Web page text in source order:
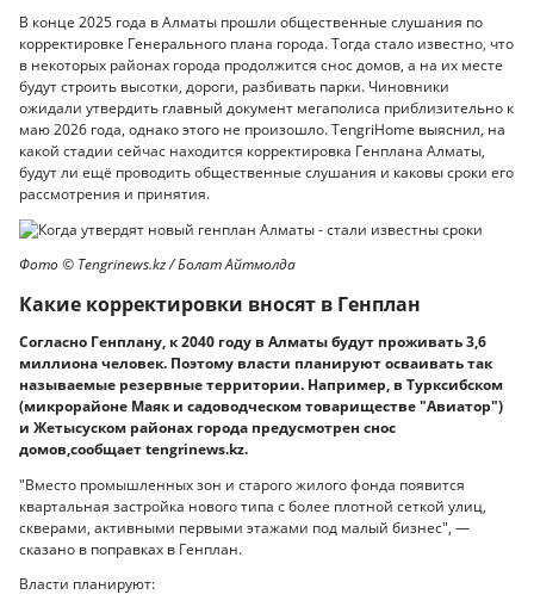
В конце 2025 года в Алматы прошли общественные слушания по
корректировке Генерального плана города. Тогда стало известно, что
в некоторых районах города продолжится снос домов, а на их месте
будут строить высотки, дороги, разбивать парки. Чиновники
ожидали утвердить главный документ мегаполиса приблизительно к
маю 2026 года, однако этого не произошло. TengriHome выяснил, на
какой стадии сейчас находится корректировка Генплана Алматы,
будут ли ещё проводить общественные слушания и каковы сроки его
рассмотрения и принятия.
Фото ©️ Tengrinews.kz / Болат Айтмолда
Какие корректировки вносят в Генплан
Согласно Генплану, к 2040 году в Алматы будут проживать 3,6
миллиона человек. Поэтому власти планируют осваивать так
называемые резервные территории. Например, в Турксибском
(микрорайоне Маяк и садоводческом товариществе "Авиатор")
и Жетысуском районах города предусмотрен снос
домов,сообщает tengrinews.kz.
"Вместо промышленных зон и старого жилого фонда появится
квартальная застройка нового типа с более плотной сеткой улиц,
скверами, активными первыми этажами под малый бизнес", —
сказано в поправках в Генплан.
Власти планируют: